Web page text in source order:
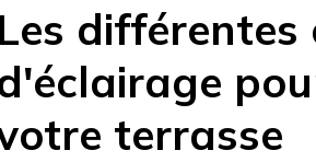
Les différentes
terrasse